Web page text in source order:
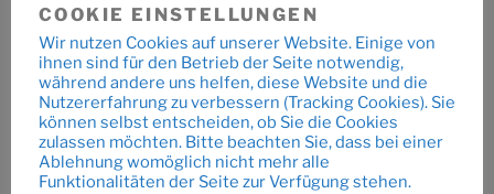
Beitragsnavigation
Vorheriger
Beitrag
ZURÜCK
6400000554
COOKIE EINSTELLUNGEN
Wir nutzen Cookies auf unserer Website. Einige von
ihnen sind für den Betrieb der Seite notwendig,
während andere uns helfen, diese Website und die
Nutzererfahrung zu verbessern (Tracking Cookies). Sie
können selbst entscheiden, ob Sie die Cookies
zulassen möchten. Bitte beachten Sie, dass bei einer
Ablehnung womöglich nicht mehr alle
Funktionalitäten der Seite zur Verfügung stehen.